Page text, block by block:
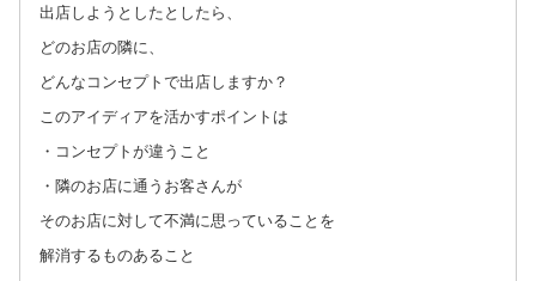
出店しようとしたとしたら、
どのお店の隣に、
どんなコンセプトで出店しますか？
このアイディアを活かすポイントは
・コンセプトが違うこと
・隣のお店に通うお客さんが
そのお店に対して不満に思っていることを
解消するものあること